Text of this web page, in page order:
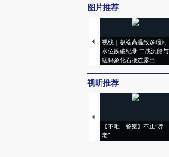
图片推荐
视线｜极端高温致多瑙河
水位跌破纪录 二战沉船与
猛犸象化石接连露出
视听推荐
【不唯一答案】不止“养
老”